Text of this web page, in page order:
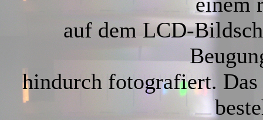
auf dem LCD-
hindurch fotografiert.